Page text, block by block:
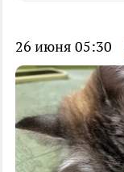
26 июня 05:30